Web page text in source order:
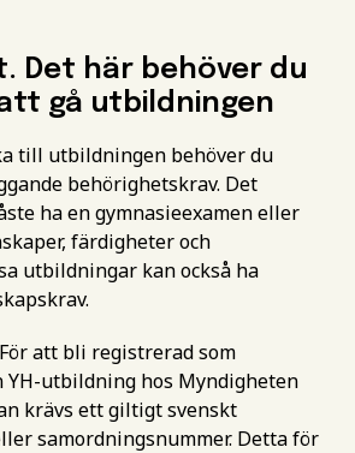
Det här behöver du
gå utbildningen
till utbildningen behöver du
behörighetskrav. Det
ha en gymnasieexamen eller
färdigheter och
utbildningar kan också ha
att bli registrerad som
YH-utbildning hos Myndigheten
krävs ett giltigt svenskt
samordningsnummer. Detta för